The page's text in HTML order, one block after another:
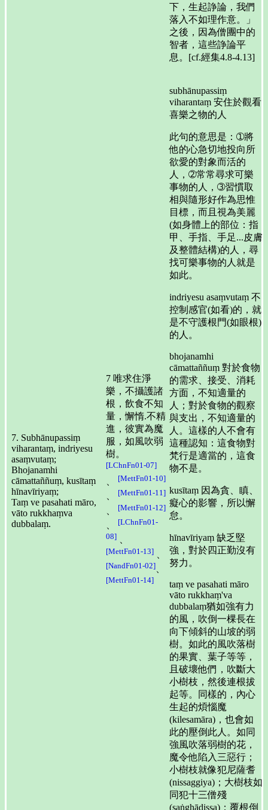
下，生起諍論，我們
落入不如理作意。」
之後，因為僧團中的
智者，這些諍論平
息。[cf.經集4.8-4.13]
7. Subhānupassiṃ
viharantaṃ, indriyesu
asaṃvutaṃ;
Bhojanamhi
cāmattaññuṃ, kusītaṃ
hīnavīriyaṃ;
Taṃ ve pasahati māro,
vāto rukkhaṃva
dubbalaṃ.
7 唯求住淨
樂，不攝護諸
根，飲食不知
量，懈惰.不精
進，彼實為魔
服，如風吹弱
樹。
[LChnFn01-07]
、 [MettFn01-10]
、 [MettFn01-11]
[MettFn01-12]
、
[LChnFn01-
08] 、
[MettFn01-13]
[NandFn01-02]、
[MettFn01-14]
subhānupassiṃ
viharantaṃ 安住於觀看
喜樂之物的人
此句的意思是：➀將
他的心急切地投向所
欲愛的對象而活的
人，➁常常尋求可樂
事物的人，➂習慣取
相與隨形好作為思惟
目標，而且視為美麗
(如身體上的部位：指
甲、手指、手足...皮膚
及整體結構)的人，尋
找可樂事物的人就是
如此。
indriyesu asaṃvutaṃ 不
控制感官(如看)的，就
是不守護根門(如眼根)
的人。
bhojanamhi
cāmattaññuṃ 對於食物
的需求、接受、消耗
方面，不知適量的
人；對於食物的觀察
與支出，不知適量的
人。這樣的人不會有
這種認知：這食物對
梵行是適當的，這食
物不是。
kusītaṃ 因為貪、瞋、
癡心的影響，所以懈
怠。
hīnavīriyaṃ 缺乏堅
強，對於四正勤沒有
努力。
taṃ ve pasahati māro
vāto rukkhaṃ'va
dubbalaṃ猶如強有力
的風，吹倒一棵長在
向下傾斜的山坡的弱
樹。如此的風吹落樹
的果實、葉子等等，
且破壞他們，吹斷大
小樹枝，然後連根拔
起等。同樣的，內心
生起的煩惱魔
(kilesamāra)，也會如
此的壓倒此人。如同
強風吹落弱樹的花，
魔令他陷入三惡行；
小樹枝就像犯尼薩耆
(nissaggiya)；大樹枝如
同犯十三僧殘
(saṅghādissa)；覆根倒